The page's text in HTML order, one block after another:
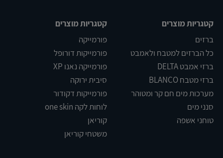
קטגריות מוצרים
ברזים
כל הברזים למטבח ולאמבט
ברזי אמבט DELTA
ברזי מטבח BLANCO
מערכות מים חם קר ומטוהר
סנני מים
טוחני אשפה
קטגריות מוצרים
פורמייקה
פורמייקות דורופל
פורמייקה נאנו XP
סיבית ירוקה
פורמייקות דקודור
לוחות לקה one skin
קוריאן
משטחי קוריאן